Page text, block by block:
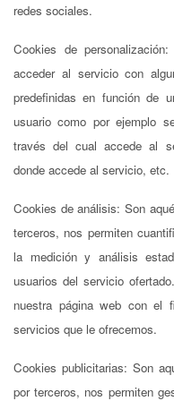
redes sociales.
Cookies de
acceder al servicio con
predefinidas en función de
usuario como por ejemplo
través del cual accede al
donde accede al servicio, etc.
Cookies de análisis: Son
terceros, nos permiten
la medición y análisis
usuarios del servicio
nuestra página web con el
servicios que le ofrecemos.
Cookies publicitarias: Son
por terceros, nos permiten